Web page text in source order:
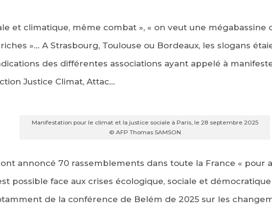
et climatique, même combat », « on veut une mégabassine
»… A Strasbourg, Toulouse ou Bordeaux, les slogans
des différentes associations ayant appelé à
Justice Climat, Attac…
Manifestation pour le climat et la justice sociale à Paris, le 28 septembre 2025
© AFP Thomas SAMSON
annoncé 70 rassemblements dans toute la France « pour
possible face aux crises écologique, sociale et démocratique
de la conférence de Belém de 2025 sur les